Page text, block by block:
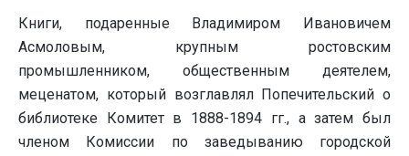
Книги, подаренные Владимиром Ивановичем
Асмоловым, крупным ростовским
промышленником, общественным деятелем,
меценатом, который возглавлял Попечительский о
библиотеке Комитет в 1888-1894 гг., а затем был
членом Комиссии по заведыванию городской